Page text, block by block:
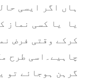
ہاں اگر ایسی
یا یا کسی نماز
کرکے وقتی فرض
چاہیے۔اسی طرح
گرہن ہوجائے تو